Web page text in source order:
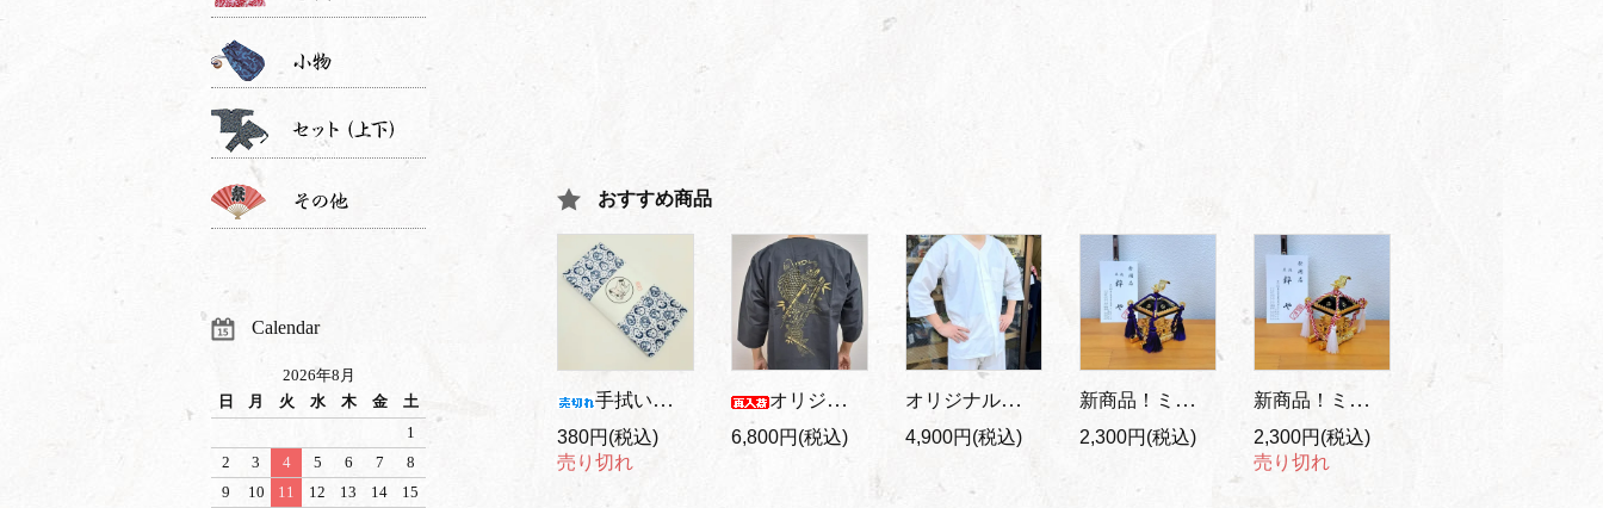
おすすめ商品
手拭い おかめとひょっとこ
380円(税込)
売り切れ
オリジナル バックプリント/大人用 鯉口シャツ 金鯉/黒地
6,800円(税込)
オリジナル大人用 鯉口シャツ 白
4,900円(税込)
新商品！ミニ神輿 置物/紫紐
2,300円(税込)
新商品！ミニ神輿 置物/紅白紐
2,300円(税込)
売り切れ
Calendar
2026年8月
日
月 火 水 木 金
土
1
2
3 4 5 6 7
8
9
10 11 12 13 14
15